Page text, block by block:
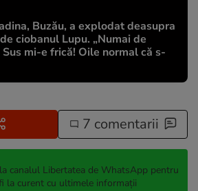
Buzău, a explodat deasupra
ciobanul Lupu. „Numai de
mi-e frică! Oile normal că s-
7 comentarii
canalul Libertatea de WhatsApp pentru
la curent cu ultimele informații